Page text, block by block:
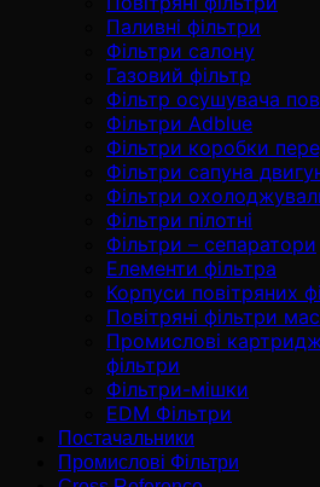
Паливні фільтри
Фільтри салону
Газовий фільтр
Фільтр осушувача
Фільтри Adblue
Фільтри коробки
Фільтри сапуна
Фільтри
Фільтри пілотні
Фільтри – сепаратори
Елементи фільтра
Корпуси повітряних
Повітряні фільтри
Промислові
фільтри
Фільтри-мішки
EDM Фільтри
Постачальники
Промислові Фільтри